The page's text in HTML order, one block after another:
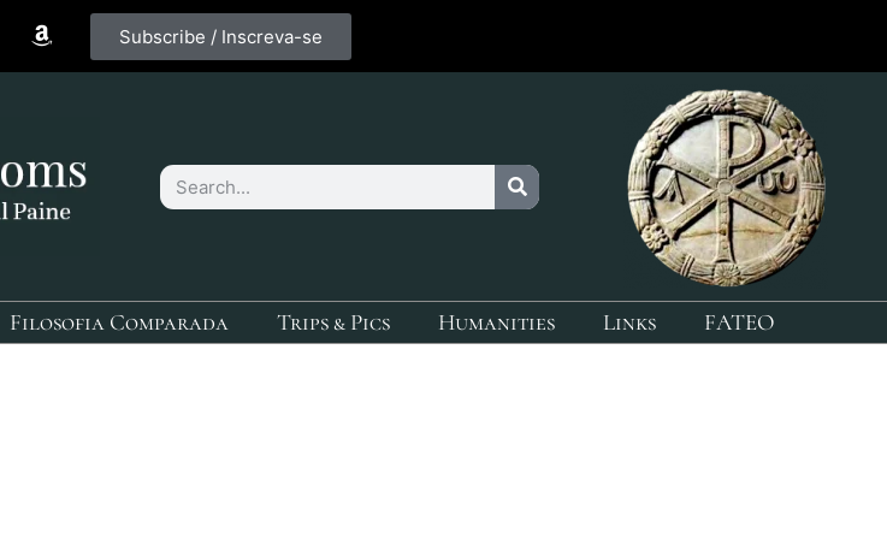
Subscribe / Inscreva-se
Filosofia Comparada Trips & Pics Humanities Links FATEO